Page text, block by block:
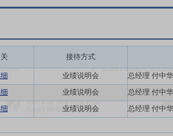
接待方式
业绩说明会
业绩说明会
业绩说明会